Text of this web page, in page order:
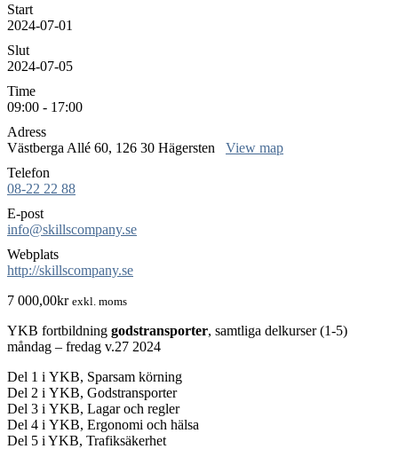
Start
2024-07-01
Slut
2024-07-05
Time
09:00 - 17:00
Adress
Västberga Allé 60, 126 30 Hägersten View map
Telefon
08-22 22 88
E-post
info@skillscompany.se
Webplats
http://skillscompany.se
7 000,00kr exkl. moms
YKB fortbildning godstransporter, samtliga delkurser (1-5)
måndag – fredag v.27 2024
Del 1 i YKB, Sparsam körning
Del 2 i YKB, Godstransporter
Del 3 i YKB, Lagar och regler
Del 4 i YKB, Ergonomi och hälsa
Del 5 i YKB, Trafiksäkerhet